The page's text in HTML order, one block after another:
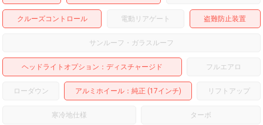
クルーズコントロール 電動リアゲート 盗難防止装置
サンルーフ・ガラスルーフ
ヘッドライトオプション ディスチャージド フルエアロ
ローダウン アルミホイール：純正 (17インチ) リフトアップ
寒冷地仕様 ターボ